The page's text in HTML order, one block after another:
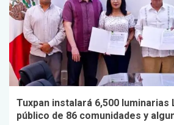
Tuxpan instalará 6,500 luminarias
público de 86 comunidades y